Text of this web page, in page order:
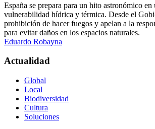
España se prepara para un hito astronómico en
vulnerabilidad hídrica y térmica. Desde el
prohibición de hacer fuegos y apelan a la
para evitar daños en los espacios naturales.
Eduardo Robayna
Actualidad
Global
Local
Biodiversidad
Cultura
Soluciones